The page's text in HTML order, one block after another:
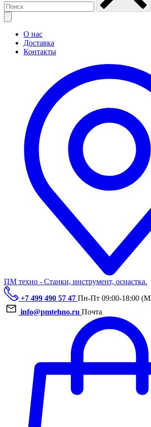
О нас
Доставка
Контакты
ПМ техно - Станки, инструмент, оснастка.
+7 499 490 57 47 Пн-Пт 09:00-18:00
info@pmtehno.ru Почта